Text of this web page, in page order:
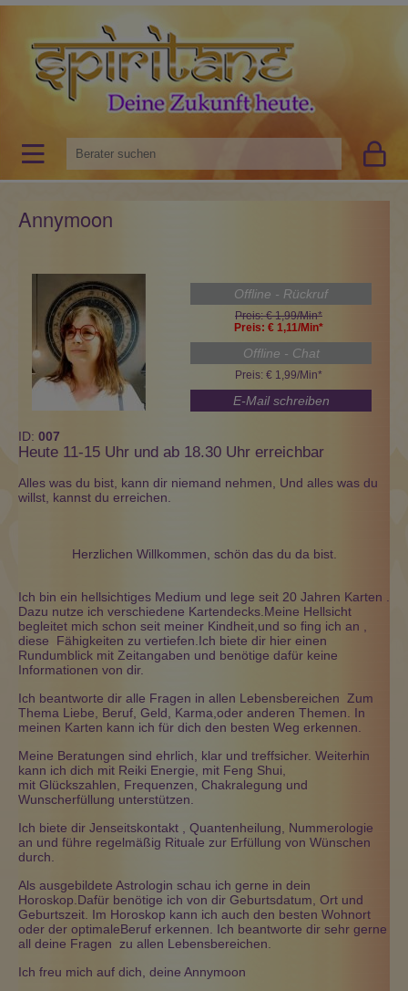
Annymoon
Offline - Rückruf
Preis: € 1,99/Min*
Preis: € 1,11/Min*
Offline - Chat
Preis: € 1,99/Min*
E-Mail schreiben
ID: 007
Heute 11-15 Uhr und ab 18.30 Uhr erreichbar
Alles was du bist, kann dir niemand nehmen, Und alles was du
willst, kannst du erreichen.
Herzlichen Willkommen, schön das du da bist.
Ich bin ein hellsichtiges Medium und lege seit 20 Jahren Karten .
Dazu nutze ich verschiedene Kartendecks.Meine Hellsicht
begleitet mich schon seit meiner Kindheit,und so fing ich an ,
diese Fähigkeiten zu vertiefen.Ich biete dir hier einen
Rundumblick mit Zeitangaben und benötige dafür keine
Informationen von dir.
Ich beantworte dir alle Fragen in allen Lebensbereichen Zum
Thema Liebe, Beruf, Geld, Karma,oder anderen Themen. In
meinen Karten kann ich für dich den besten Weg erkennen.
Meine Beratungen sind ehrlich, klar und treffsicher. Weiterhin
kann ich dich mit Reiki Energie, mit Feng Shui,
mit Glückszahlen, Frequenzen, Chakralegung und
Wunscherfüllung unterstützen.
Ich biete dir Jenseitskontakt , Quantenheilung, Nummerologie
an und führe regelmäßig Rituale zur Erfüllung von Wünschen
durch.
Als ausgebildete Astrologin schau ich gerne in dein
Horoskop.Dafür benötige ich von dir Geburtsdatum, Ort und
Geburtszeit. Im Horoskop kann ich auch den besten Wohnort
oder der optimaleBeruf erkennen. Ich beantworte dir sehr gerne
all deine Fragen zu allen Lebensbereichen.
Ich freu mich auf dich, deine Annymoon